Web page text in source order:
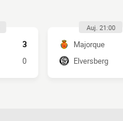
3
0
Auj. 21:00
Majorque
Elversberg